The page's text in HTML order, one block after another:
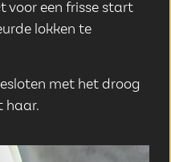
voor een frisse start
lokken te
met het droog
haar.